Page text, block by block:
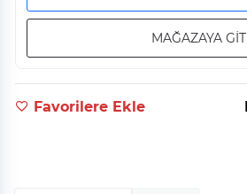
MAĞAZAYA GİT
Favorilere Ekle